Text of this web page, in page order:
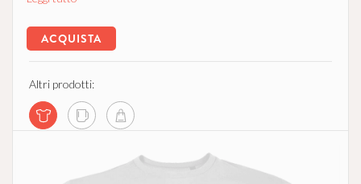
ACQUISTA
Altri prodotti: